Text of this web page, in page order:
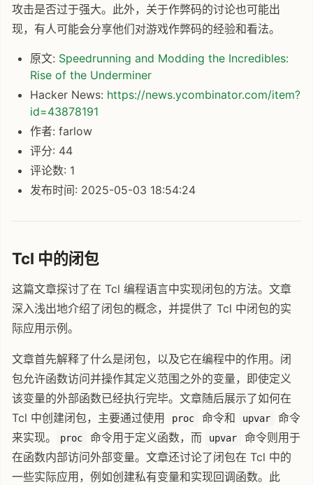
攻击是否过于强大。此外，关于作弊码的讨论也可能出
现，有人可能会分享他们对游戏作弊码的经验和看法。
原文: Speedrunning and Modding the Incredibles:
Rise of the Underminer
Hacker News: https://news.ycombinator.com/item?
id=43878191
作者: farlow
评分: 44
评论数: 1
发布时间: 2025-05-03 18:54:24
Tcl 中的闭包
这篇文章探讨了在 Tcl 编程语言中实现闭包的方法。文章
深入浅出地介绍了闭包的概念，并提供了 Tcl 中闭包的实
际应用示例。
文章首先解释了什么是闭包，以及它在编程中的作用。闭
包允许函数访问并操作其定义范围之外的变量，即使定义
该变量的外部函数已经执行完毕。文章随后展示了如何在
Tcl 中创建闭包，主要通过使用
proc 命令和 upvar
命令
来实现。
proc 命令用于定义函数，而 upvar
命令则用于
在函数内部访问外部变量。文章还讨论了闭包在 Tcl 中的
一些实际应用，例如创建私有变量和实现回调函数。此